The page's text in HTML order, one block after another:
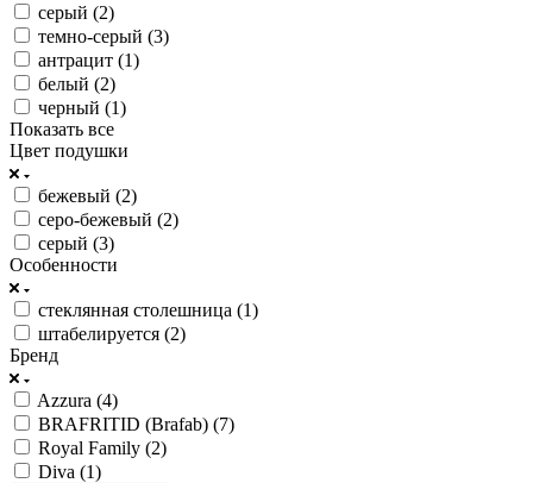
серый (2)
темно-серый (3)
антрацит (1)
белый (2)
черный (1)
Показать все
Цвет подушки
бежевый (2)
серо-бежевый (2)
серый (3)
Особенности
стеклянная столешница (1)
штабелируется (2)
Бренд
Azzura (4)
BRAFRITID (Brafab) (7)
Royal Family (2)
Diva (1)